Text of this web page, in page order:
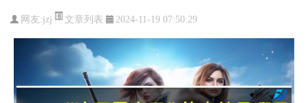
网友:jzj 文章列表 2024-11-19 07:50:29